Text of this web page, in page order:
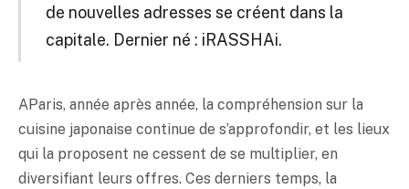
de nouvelles adresses se créent dans la
capitale. Dernier né : iRASSHAi.
AParis, année après année, la compréhension sur la
cuisine japonaise continue de s’approfondir, et les lieux
qui la proposent ne cessent de se multiplier, en
diversifiant leurs offres. Ces derniers temps, la